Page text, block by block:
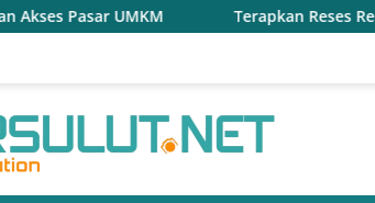
Terapkan Reses Realistis Tanpa Obral Janji,